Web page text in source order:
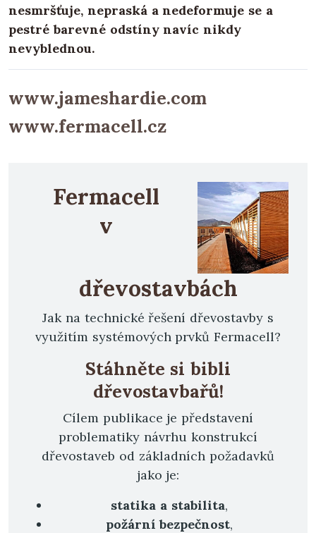
nesmršťuje, nepraská a nedeformuje se a
pestré barevné odstíny navíc nikdy
nevyblednou.
www.jameshardie.com
www.fermacell.cz
Fermacell
v
dřevostavbách
Jak na technické řešení dřevostavby s
využitím systémových prvků Fermacell?
Stáhněte si bibli
dřevostavbařů!
Cílem publikace je představení
problematiky návrhu konstrukcí
dřevostaveb od základních požadavků
jako je:
statika a stabilita,
požární bezpečnost,